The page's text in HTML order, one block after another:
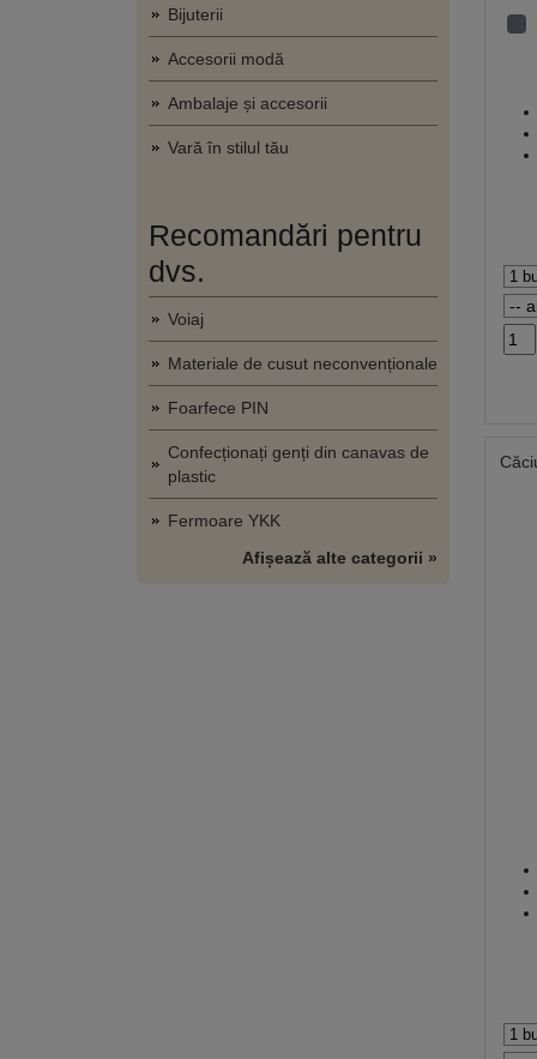
Bijuterii
Accesorii modă
Ambalaje și accesorii
Vară în stilul tău
Recomandări pentru
dvs.
Voiaj
Materiale de cusut neconvenționale
Foarfece PIN
Confecționați genți din canavas de
plastic
Fermoare YKK
Afișează alte categorii »